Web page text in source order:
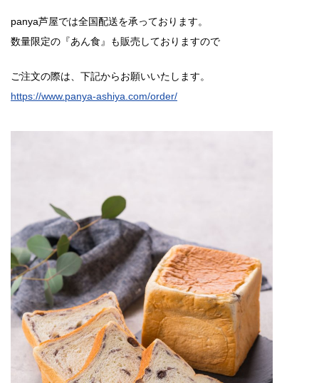
panya芦屋では全国配送を承っております。
数量限定の『あん食』も販売しておりますので
ご注文の際は、下記からお願いいたします。
https://www.panya-ashiya.com/order/